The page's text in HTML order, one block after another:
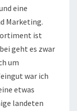
eine
Marketing.
ist
geht es zwar
um
war ich
etwas
landeten